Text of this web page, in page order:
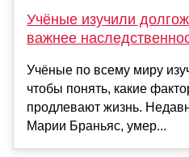
Учёные изучили
важнее
Учёные по всему миру
чтобы понять, какие
продлевают жизнь.
Марии Браньяс, умер...